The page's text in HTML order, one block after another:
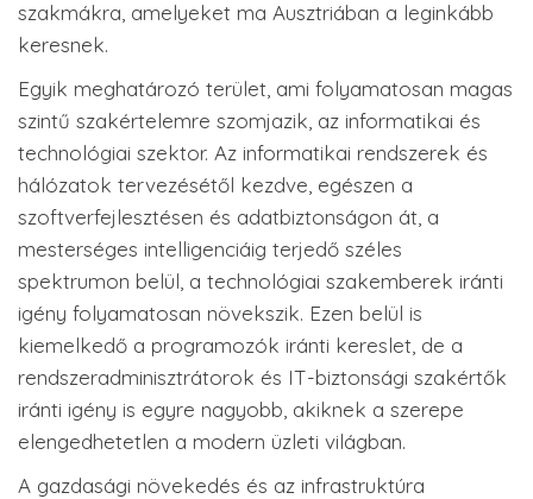
szakmákra, amelyeket ma Ausztriában a leginkább
keresnek.
Egyik meghatározó terület, ami folyamatosan magas
szintű szakértelemre szomjazik, az informatikai és
technológiai szektor. Az informatikai rendszerek és
hálózatok tervezésétől kezdve, egészen a
szoftverfejlesztésen és adatbiztonságon át, a
mesterséges intelligenciáig terjedő széles
spektrumon belül, a technológiai szakemberek iránti
igény folyamatosan növekszik. Ezen belül is
kiemelkedő a programozók iránti kereslet, de a
rendszeradminisztrátorok és IT-biztonsági szakértők
iránti igény is egyre nagyobb, akiknek a szerepe
elengedhetetlen a modern üzleti világban.
A gazdasági növekedés és az infrastruktúra